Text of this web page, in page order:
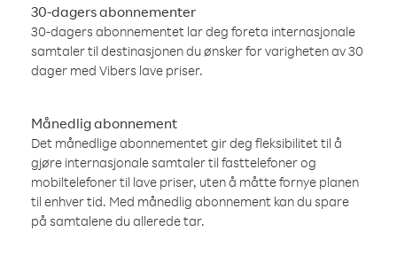
30-dagers abonnementer
30-dagers abonnementet lar deg foreta internasjonale
samtaler til destinasjonen du ønsker for varigheten av 30
dager med Vibers lave priser.
Månedlig abonnement
Det månedlige abonnementet gir deg fleksibilitet til å
gjøre internasjonale samtaler til fasttelefoner og
mobiltelefoner til lave priser, uten å måtte fornye planen
til enhver tid. Med månedlig abonnement kan du spare
på samtalene du allerede tar.